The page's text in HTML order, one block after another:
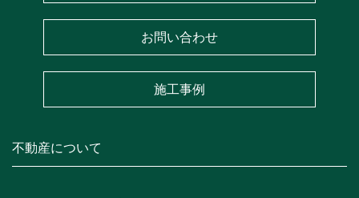
お問い合わせ
施工事例
不動産について